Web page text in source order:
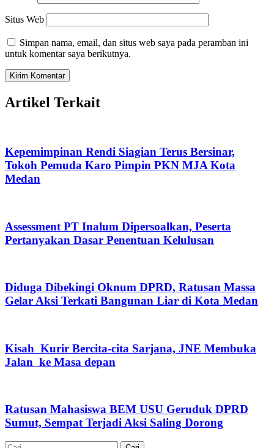
Situs Web
Simpan nama, email, dan situs web saya pada peramban ini
untuk komentar saya berikutnya.
Artikel Terkait
Kepemimpinan Rendi Siagian Terus Bersinar,
Tokoh Pemuda Karo Pimpin PKN MJA Kota
Medan
Assessment PT Inalum Dipersoalkan, Peserta
Pertanyakan Dasar Penentuan Kelulusan
Diduga Dibekingi Oknum DPRD, Ratusan Massa
Gelar Aksi Terkati Bangunan Liar di Kota Medan
Kisah Kurir Bercita-cita Sarjana, JNE Membuka
Jalan ke Masa depan
Ratusan Mahasiswa BEM USU Geruduk DPRD
Sumut, Sempat Terjadi Aksi Saling Dorong
Cari